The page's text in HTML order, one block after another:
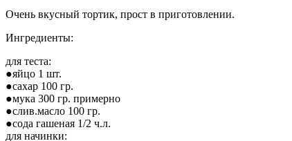
Очень вкусный тортик, прост в приготовлении.
Ингредиенты:
для теста:
●яйцо 1 шт.
●сахар 100 гр.
●мука 300 гр. примерно
●слив.масло 100 гр.
●сода гашеная 1/2 ч.л.
для начинки: